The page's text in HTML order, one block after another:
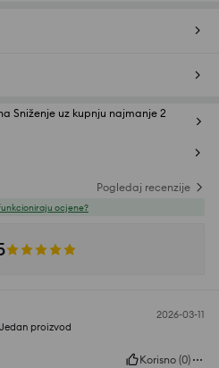
Sniženje uz kupnju najmanje 2
Pogledaj recenzije
ocjene?
2026-03-11
Jedan proizvod
Korisno (0)